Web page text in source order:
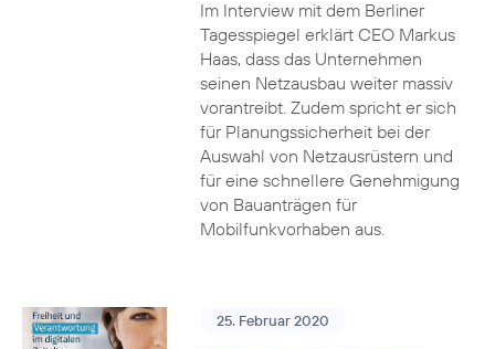
Im Interview mit dem Berliner
Tagesspiegel erklärt CEO Markus
Haas, dass das Unternehmen
seinen Netzausbau weiter massiv
vorantreibt. Zudem spricht er sich
für Planungssicherheit bei der
Auswahl von Netzausrüstern und
für eine schnellere Genehmigung
von Bauanträgen für
Mobilfunkvorhaben aus.
25. Februar 2020